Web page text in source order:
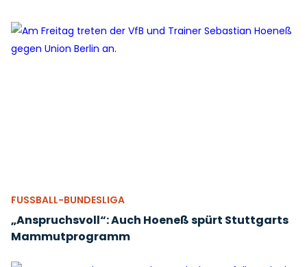
FUSSBALL-BUNDESLIGA
„Anspruchsvoll“: Auch Hoeneß spürt Stuttgarts
Mammutprogramm